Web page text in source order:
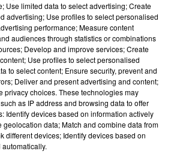
Use limited data to select advertising; Create
advertising; Use profiles to select personalised
performance; Measure content
audiences through statistics or combinations
Develop and improve services; Create
Use profiles to select personalised
to select content; Ensure security, prevent and
Deliver and present advertising and content;
privacy choices. These technologies may
as IP address and browsing data to offer
Identify devices based on information actively
geolocation data; Match and combine data from
different devices; Identify devices based on